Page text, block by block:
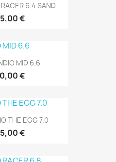
6.4 SAND
€
MID 6.6
€
THE EGG 7.0
€